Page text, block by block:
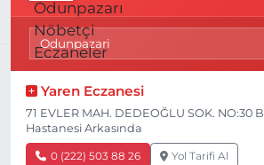
Yaren Eczanesi
71 EVLER MAH. DEDEOĞLU SOK. NO:30
Hastanesi Arkasında
0 (222) 503 88 26 Yol Tarifi Al